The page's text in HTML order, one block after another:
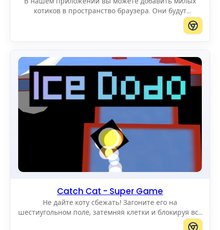
котиков в пространство браузера. Они будут
радовать вас, двигаясь по экрану. Вы можете
Catch Cat - Super Game
Не дайте коту сбежать! Загоните его на
шестиугольном поле, затемняя клетки и блокируя все